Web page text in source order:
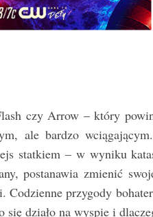
czy Arrow – który
ale bardzo
statkiem – w wyniku
postanawia zmienić
Codzienne przygody
działo na wyspie i